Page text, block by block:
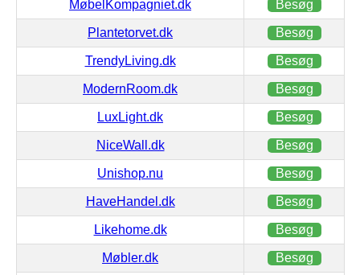
MøbelKompagniet.dk Besøg
Plantetorvet.dk Besøg
TrendyLiving.dk Besøg
ModernRoom.dk Besøg
LuxLight.dk Besøg
NiceWall.dk Besøg
Unishop.nu Besøg
HaveHandel.dk Besøg
Likehome.dk Besøg
Møbler.dk Besøg